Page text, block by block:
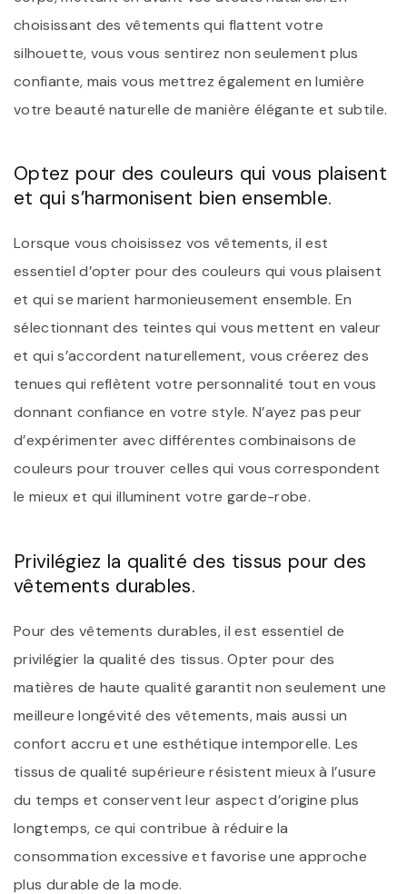
choisissant des vêtements qui flattent votre
silhouette, vous vous sentirez non seulement plus
confiante, mais vous mettrez également en lumière
votre beauté naturelle de manière élégante et subtile.
Optez pour des couleurs qui vous plaisent
et qui s’harmonisent bien ensemble.
Lorsque vous choisissez vos vêtements, il est
essentiel d’opter pour des couleurs qui vous plaisent
et qui se marient harmonieusement ensemble. En
sélectionnant des teintes qui vous mettent en valeur
et qui s’accordent naturellement, vous créerez des
tenues qui reflètent votre personnalité tout en vous
donnant confiance en votre style. N’ayez pas peur
d’expérimenter avec différentes combinaisons de
couleurs pour trouver celles qui vous correspondent
le mieux et qui illuminent votre garde-robe.
Privilégiez la qualité des tissus pour des
vêtements durables.
Pour des vêtements durables, il est essentiel de
privilégier la qualité des tissus. Opter pour des
matières de haute qualité garantit non seulement une
meilleure longévité des vêtements, mais aussi un
confort accru et une esthétique intemporelle. Les
tissus de qualité supérieure résistent mieux à l’usure
du temps et conservent leur aspect d’origine plus
longtemps, ce qui contribue à réduire la
consommation excessive et favorise une approche
plus durable de la mode.